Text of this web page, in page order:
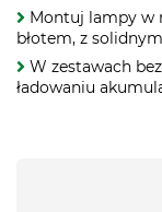
Montuj lampy w
błotem, z
W zestawach
ładowaniu